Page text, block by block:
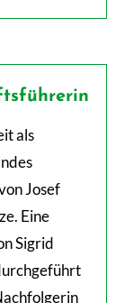
als
Josef
Eine
Sigrid